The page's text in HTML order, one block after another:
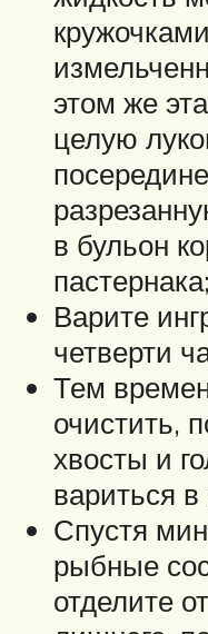
этом же
целую
в бульон
пастернака;
Варите
четверти
Тем
очистить,
хвосты и
вариться в
Спустя
рыбные
отделите